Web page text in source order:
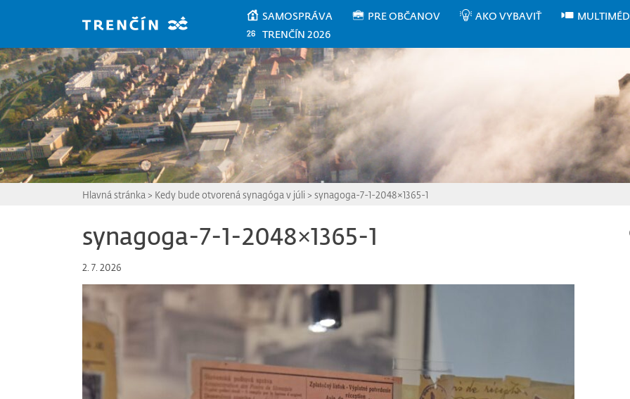
SAMOSPRÁVA PRE OBČANOV AKO VYBAVIŤ
TRENČÍN 2026
Hlavná stránka > Kedy bude otvorená synagóga v júli> synagoga-7-1-2048×1365-1
synagoga-7-1-2048×1365-1
2. 7. 2026